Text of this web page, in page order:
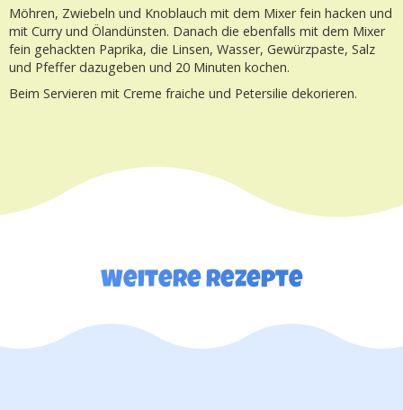
Möhren, Zwiebeln und Knoblauch mit dem Mixer fein hacken und
mit Curry und Ölandünsten. Danach die ebenfalls mit dem Mixer
fein gehackten Paprika, die Linsen, Wasser, Gewürzpaste, Salz
und Pfeffer dazugeben und 20 Minuten kochen.
Beim Servieren mit Creme fraiche und Petersilie dekorieren.
Weitere rezepte